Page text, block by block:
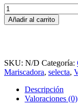
Ventresca
de
Bonito
AOVE
cantidad
Añadir al carrito
SKU: N/D Categoría:
Mariscadora, selecta,
Descripción
Valoraciones (0)